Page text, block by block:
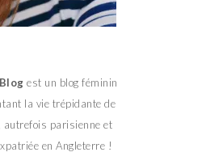
est un blog féminin
la vie trépidante de
autrefois parisienne et
en Angleterre !